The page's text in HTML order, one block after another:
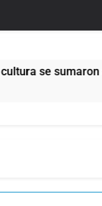
sumaron a la